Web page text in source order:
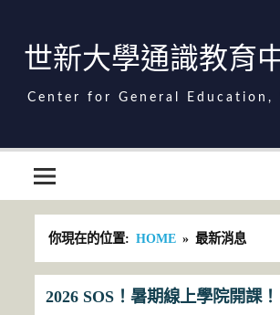
世新大學通識教育
你現在的位置: HOME 最新消息
2026 SOS！暑期線上學院開課！